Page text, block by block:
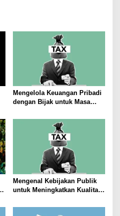
Mengelola Keuangan Pribadi
dengan Bijak untuk Masa
Mengenal Kebijakan Publik
untuk Meningkatkan Kualitas